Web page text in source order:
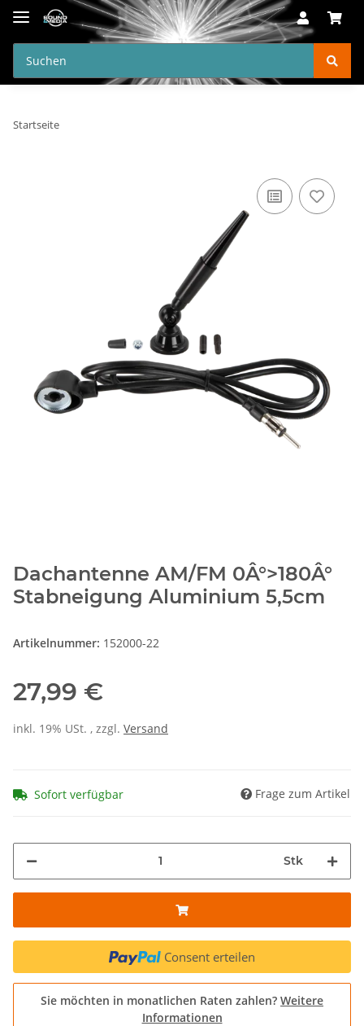
Startseite
Dachantenne AM/FM 0Â°>180Â°
Stabneigung Aluminium 5,5cm
Artikelnummer: 152000-22
27,99 €
inkl. 19% USt. , zzgl. Versand
Sofort verfügbar Frage zum Artikel
Stk
Consent erteilen
Sie möchten in monatlichen Raten zahlen? Weitere
Informationen